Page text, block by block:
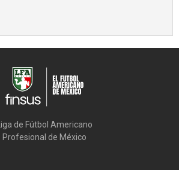
Liga de Fútbol Americano
Profesional de México